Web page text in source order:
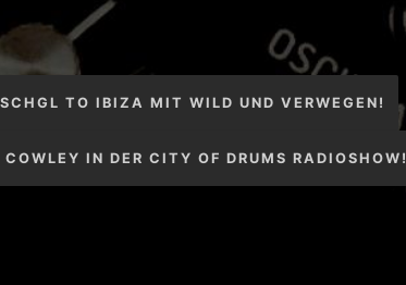
TO IBIZA MIT WILD UND VERWEGEN!
COWLEY IN DER CITY OF DRUMS RADIOSHOW!